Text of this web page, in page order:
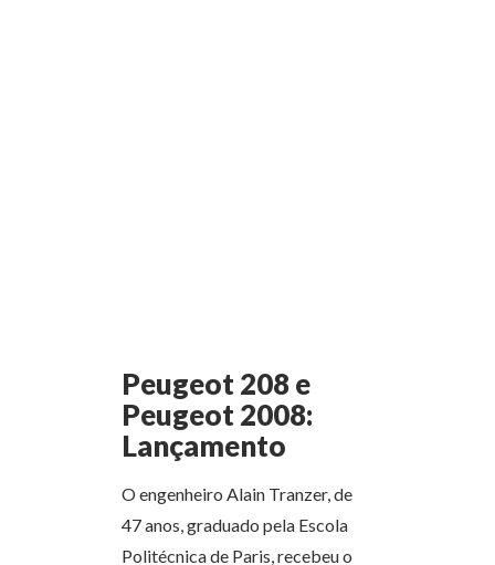
Peugeot 208 e
Peugeot 2008:
Lançamento
O engenheiro Alain Tranzer, de
47 anos, graduado pela Escola
Politécnica de Paris, recebeu o